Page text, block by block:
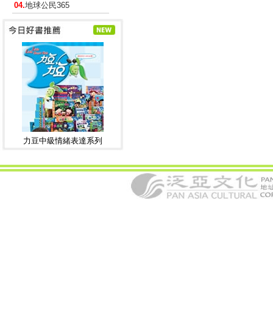
04.地球公民365
力豆中級情緒表達系列